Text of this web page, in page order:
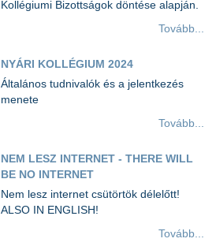
Kollégiumi Bizottságok döntése alapján.
Tovább...
NYÁRI KOLLÉGIUM 2024
Általános tudnivalók és a jelentkezés
menete
Tovább...
NEM LESZ INTERNET - THERE WILL
BE NO INTERNET
Nem lesz internet csütörtök délelőtt!
ALSO IN ENGLISH!
Tovább...